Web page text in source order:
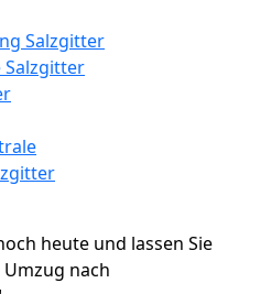
Salzgitter
Salzgitter
heute und lassen Sie
nach